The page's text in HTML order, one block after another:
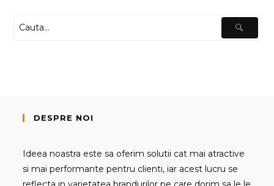
DESPRE NOI
Ideea noastra este sa oferim solutii cat mai atractive
si mai performante pentru clienti, iar acest lucru se